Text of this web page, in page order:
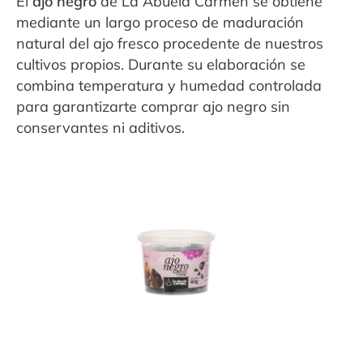
Cebolla Negra Ajo Frito
Ajo Negro Ajo Picado
Ecológicos Ajo Fresco
mediante un largo proceso de maduración
natural del ajo fresco procedente de nuestros
cultivos propios. Durante su elaboración se
combina temperatura y humedad controlada
para garantizarte comprar ajo negro sin
conservantes ni aditivos.